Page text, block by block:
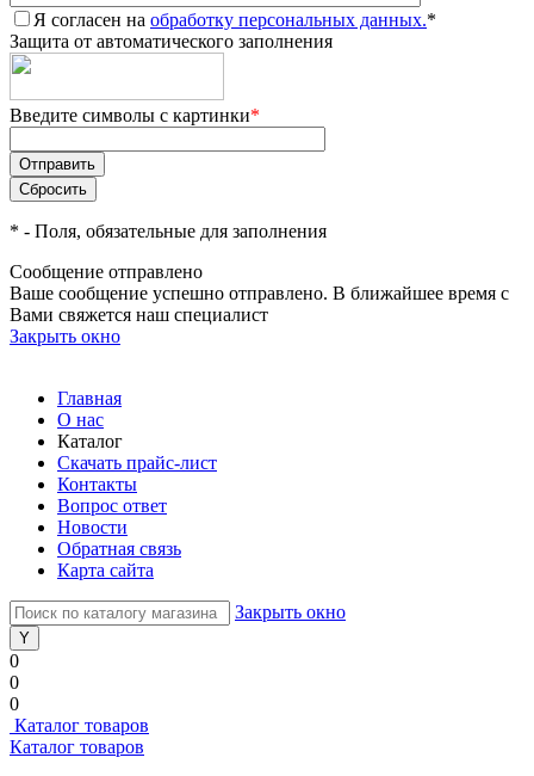
Я согласен на обработку персональных данных.*
Защита от автоматического заполнения
Введите символы с картинки*
* - Поля, обязательные для заполнения
Сообщение отправлено
Ваше сообщение успешно отправлено. В ближайшее время с
Вами свяжется наш специалист
Закрыть окно
Главная
О нас
Каталог
Скачать прайс-лист
Контакты
Вопрос ответ
Новости
Обратная связь
Карта сайта
Закрыть окно
0
0
0
Каталог товаров
Каталог товаров